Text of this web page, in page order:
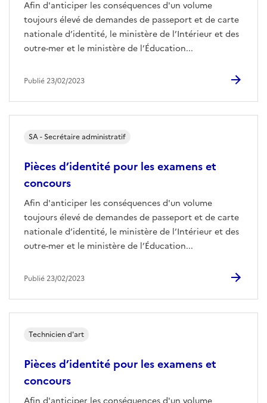
Afin d'anticiper les conséquences d'un volume
toujours élevé de demandes de passeport et de carte
nationale d’identité, le ministère de l’Intérieur et des
outre-mer et le ministère de l’Éducation...
Publié 23/02/2023
Pièces d’identité pour les examens et
concours
Afin d'anticiper les conséquences d'un volume
toujours élevé de demandes de passeport et de carte
nationale d’identité, le ministère de l’Intérieur et des
outre-mer et le ministère de l’Éducation...
SA - Secrétaire administratif
Publié 23/02/2023
Pièces d’identité pour les examens et
concours
Technicien d'art